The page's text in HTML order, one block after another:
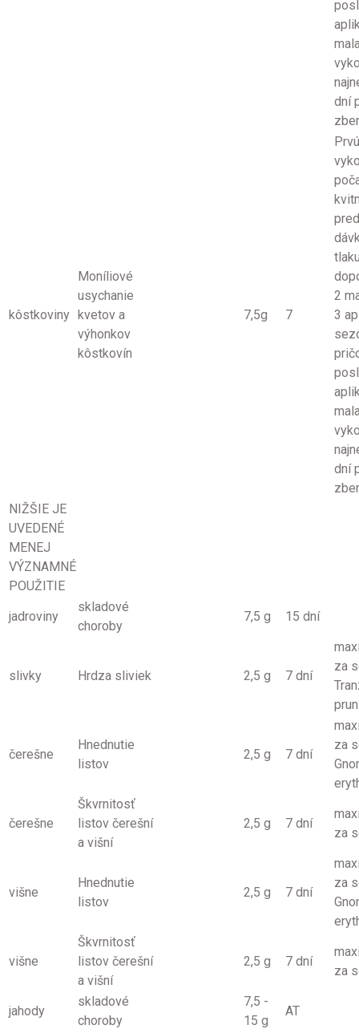
dní
kôstkoviny
Moníliové
usychanie
kvetov a
výhonkov
kôstkovín
7,5g 7
2
3
dní
NIŽŠIE JE
UVEDENÉ
MENEJ
VÝZNAMNÉ
POUŽITIE
jadroviny
skladové
choroby
7,5 g 15 dní
slivky Hrdza sliviek 2,5 g 7 dní
za
čerešne
Hnednutie
listov
2,5 g 7 dní
za
čerešne
Škvrnitosť
listov čerešní
a višní
2,5 g 7 dní
za
višne
Hnednutie
listov
2,5 g 7 dní
za
višne
Škvrnitosť
listov čerešní
a višní
2,5 g 7 dní
za
jahody
skladové
choroby
7,5 -
15 g
AT